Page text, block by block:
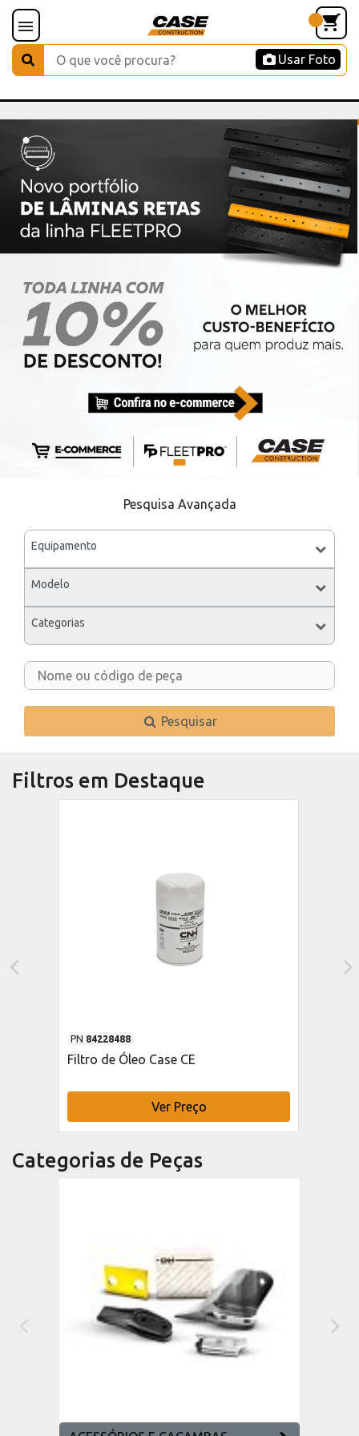
Usar Foto
Pesquisa Avançada
Equipamento
Modelo
Categorias
Pesquisar
Filtros em Destaque
PN 84228488
Filtro de Óleo Case CE
Ver Preço
Categorias de Peças